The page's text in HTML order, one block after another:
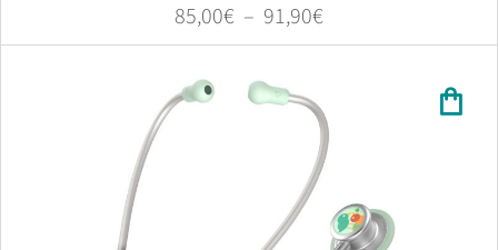
85,00€ – 91,90€